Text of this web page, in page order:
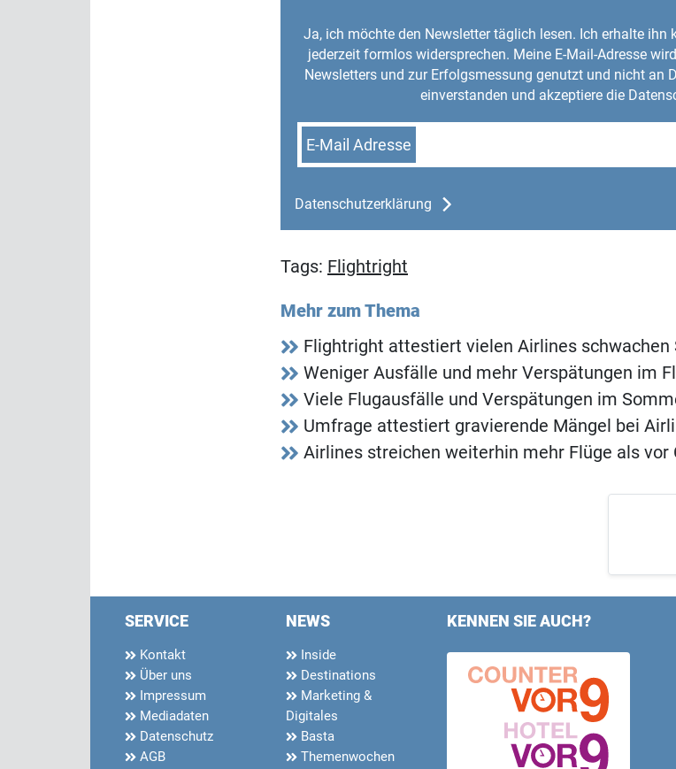
Ja, ich möchte den Newsletter täglich lesen. Ich erhalte ihn
jederzeit formlos widersprechen. Meine E-Mail-Adresse
Newsletters und zur Erfolgsmessung genutzt und nicht an
einverstanden und akzeptiere die
E-Mail Adresse
Datenschutzerklärung
Tags: Flightright
Mehr zum Thema
Flightright attestiert vielen Airlines schwachen
Weniger Ausfälle und mehr Verspätungen im
Viele Flugausfälle und Verspätungen im
Umfrage attestiert gravierende Mängel bei
Airlines streichen weiterhin mehr Flüge als vor
SERVICE
Kontakt
Über uns
Impressum
Mediadaten
Datenschutz
AGB
NEWS
Inside
Destinations
Marketing &
Digitales
Basta
Themenwochen
KENNEN SIE AUCH?